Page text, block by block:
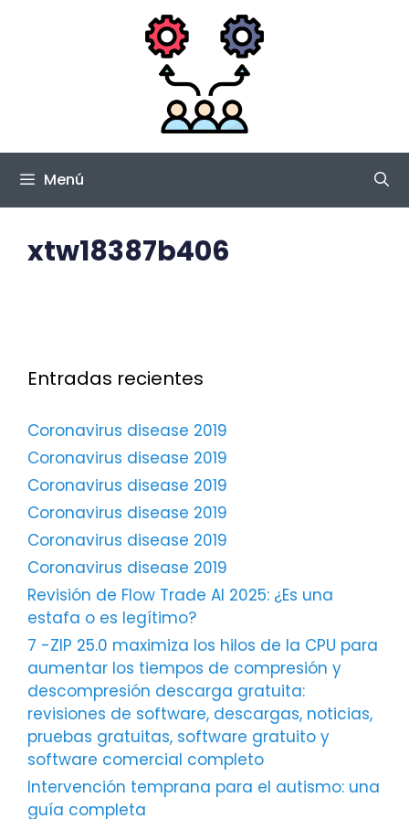
Menú
xtw18387b406
Entradas recientes
Coronavirus disease 2019
Coronavirus disease 2019
Coronavirus disease 2019
Coronavirus disease 2019
Coronavirus disease 2019
Coronavirus disease 2019
Revisión de Flow Trade AI 2025: ¿Es una
estafa o es legítimo?
7 -ZIP 25.0 maximiza los hilos de la CPU para
aumentar los tiempos de compresión y
descompresión descarga gratuita:
revisiones de software, descargas, noticias,
pruebas gratuitas, software gratuito y
software comercial completo
Intervención temprana para el autismo: una
guía completa